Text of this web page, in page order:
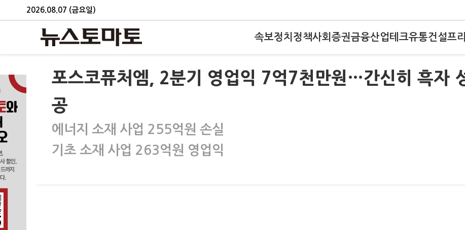
2026.08.07 (금요일)
속보정치 정책사회 증권금융산업테크유통건설프
포스코퓨처엠, 2분기 영업익 7억7천만원…간신히 흑자
공
에너지 소재 사업 255억원 손실
기초 소재 사업 263억원 영업익